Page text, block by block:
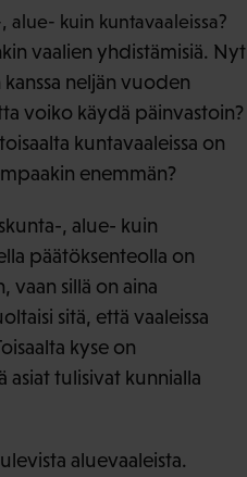
kuin kuntavaaleissa?
vaalien yhdistämisiä. Nyt
neljän vuoden
voiko käydä päinvastoin?
kuntavaaleissa on
enemmän?
, alue- kuin
päätöksenteolla on
vaan sillä on aina
sitä, että vaaleissa
kyse on
asiat tulisivat kunnialla
aluevaaleista.